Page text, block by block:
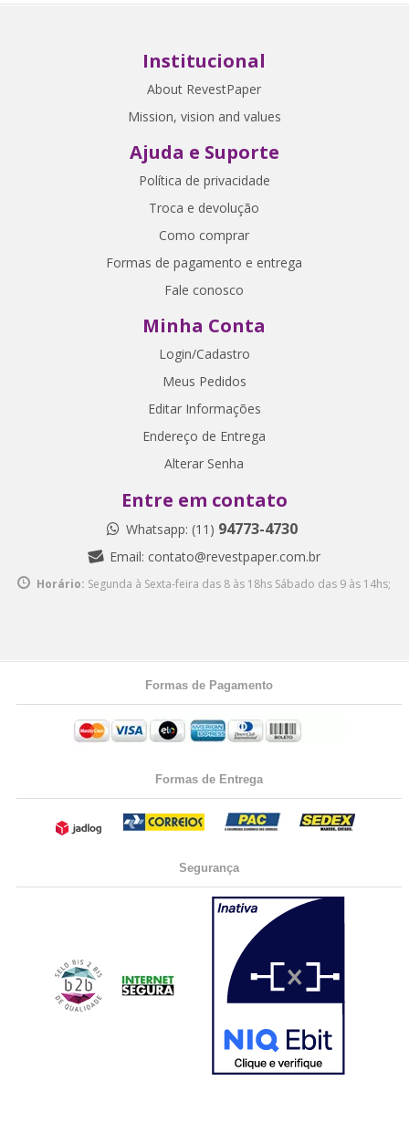
Institucional
About RevestPaper
Mission, vision and values
Ajuda e Suporte
Política de privacidade
Troca e devolução
Como comprar
Formas de pagamento e entrega
Fale conosco
Minha Conta
Login/Cadastro
Meus Pedidos
Editar Informações
Endereço de Entrega
Alterar Senha
Entre em contato
Whatsapp: (11) 94773-4730
Email: contato@revestpaper.com.br
Horário: Segunda à Sexta-feira das 8 às 18hs Sábado das 9 às 14hs;
Formas de Pagamento
Formas de Entrega
Segurança